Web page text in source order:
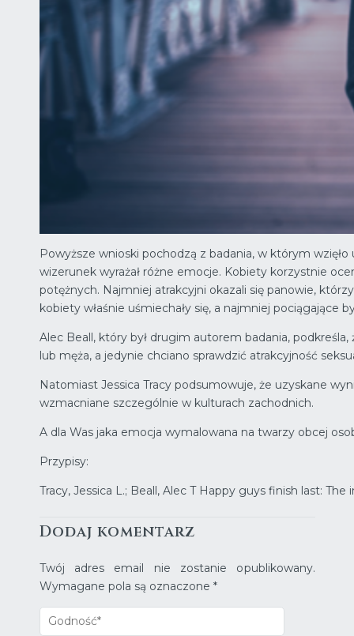
Powyższe wnioski pochodzą z badania, w którym
wizerunek wyrażał różne emocje. Kobiety korzystnie
potężnych. Najmniej atrakcyjni okazali się panowie,
kobiety właśnie uśmiechały się, a najmniej pociągające
Alec Beall, który był drugim autorem badania,
lub męża, a jedynie chciano sprawdzić atrakcyjność
Natomiast Jessica Tracy podsumowuje, że uzyskane
wzmacniane szczególnie w kulturach zachodnich.
A dla Was jaka emocja wymalowana na twarzy obcej
Przypisy:
Tracy, Jessica L.; Beall, Alec T Happy guys finish last:
Dodaj komentarz
Twój adres email nie zostanie opublikowany.
Wymagane pola są oznaczone *